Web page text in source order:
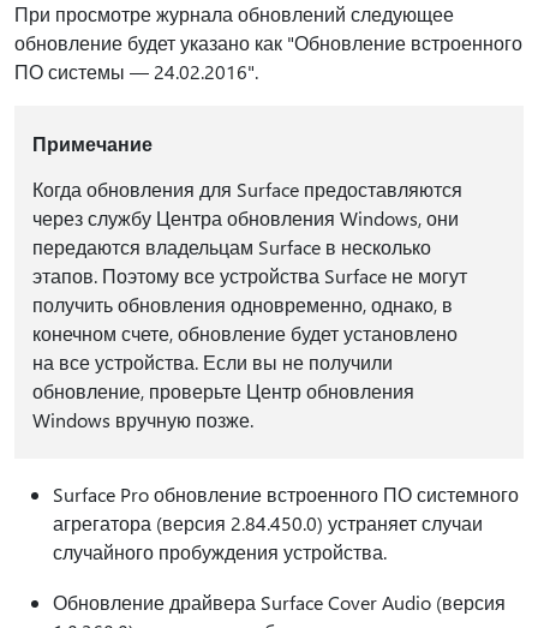
При просмотре журнала обновлений следующее
обновление будет указано как "Обновление встроенного
ПО системы — 24.02.2016".
Примечание
Когда обновления для Surface предоставляются
через службу Центра обновления Windows, они
передаются владельцам Surface в несколько
этапов. Поэтому все устройства Surface не могут
получить обновления одновременно, однако, в
конечном счете, обновление будет установлено
на все устройства. Если вы не получили
обновление, проверьте Центр обновления
Windows вручную позже.
Surface Pro обновление встроенного ПО системного
агрегатора (версия 2.84.450.0) устраняет случаи
случайного пробуждения устройства.
Обновление драйвера Surface Cover Audio (версия